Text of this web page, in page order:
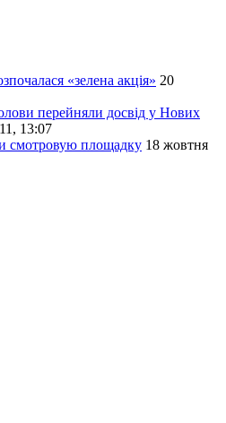
«зелена акція» 20
перейняли досвід у Нових
13:07
смотровую площадку 18 жовтня